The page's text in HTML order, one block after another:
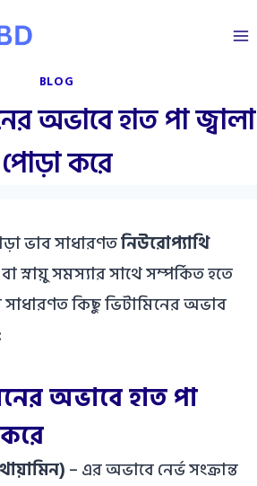
BLOG
অভাবে হাত পা জ্বালা
পোড়া করে
ভাব সাধারণতনিউরোপ্যাথি
বা স্নায়ু সমস্যার সাথে সম্পর্কিত হতে
সাধারণত কিছু ভিটামিনের অভাব
অভাবে হাত পা
– এর অভাবে নের্ভ সংক্রান্ত